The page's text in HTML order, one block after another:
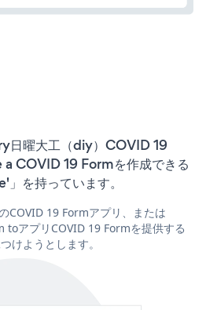
日曜大工（diy）COVID 19
COVID 19 Formを作成できる
を持っています。
COVID 19 Formアプリ、または
アプリCOVID 19 Formを提供する
ようとします。